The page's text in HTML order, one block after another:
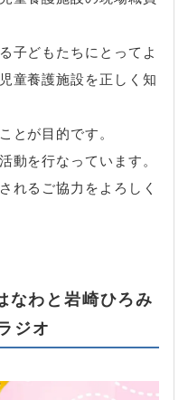
子どもたちにとってよ
童養護施設を正しく知
とが目的です。
動を行なっています。
れるご協力をよろしく
なわと岩崎ひろみ
ジオ